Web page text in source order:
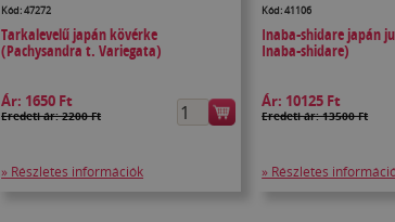
Kód: 47272
Tarkalevelű japán kövérke
(Pachysandra t. Variegata)
Ár: 1650 Ft
Eredeti ár: 2200 Ft
» Részletes információk
Kód: 41106
Inaba-shidare japán
Inaba-shidare)
Ár: 10125 Ft
Eredeti ár: 13500 Ft
» Részletes